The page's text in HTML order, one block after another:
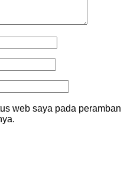
web saya pada peramban